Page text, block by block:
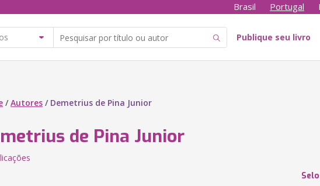
Brasil Portugal
Publique seu livro
/Autores / Demetrius de Pina Junior
de Pina Junior